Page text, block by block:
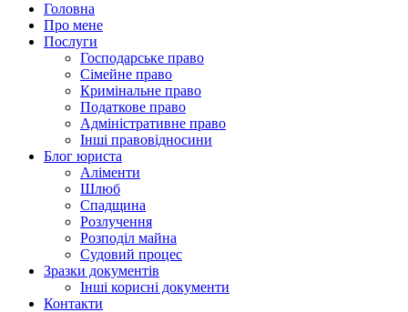
Головна
Про мене
Послуги
Господарське право
Сімейне право
Кримінальне право
Податкове право
Адміністративне право
Інші правовідносини
Блог юриста
Аліменти
Шлюб
Спадщина
Розлучення
Розподіл майна
Судовий процес
Зразки документів
Інші корисні документи
Контакти